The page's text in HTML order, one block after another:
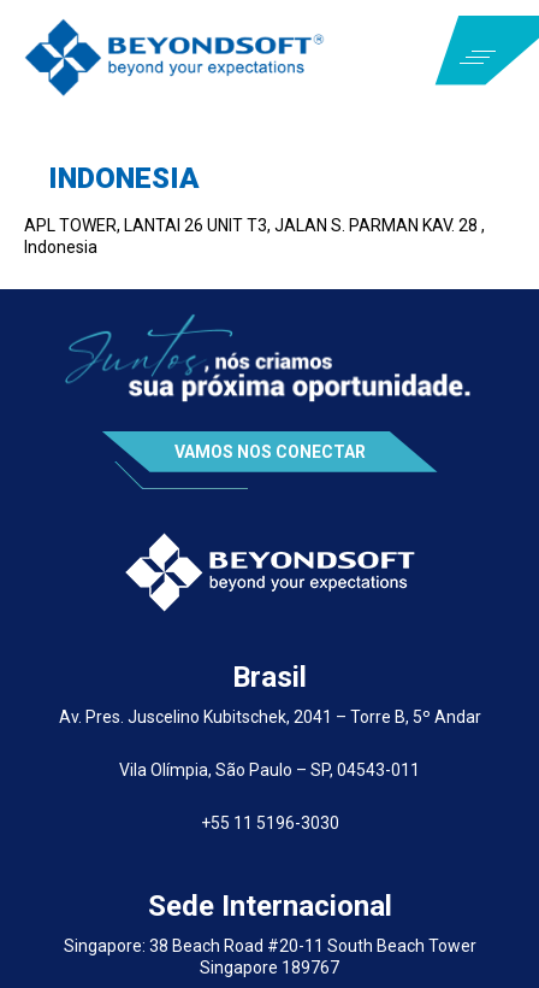
INDONESIA
APL TOWER, LANTAI 26 UNIT T3, JALAN S. PARMAN KAV. 28 ,
Indonesia
VAMOS NOS CONECTAR
Brasil
Av. Pres. Juscelino Kubitschek, 2041 – Torre B, 5º Andar
Vila Olímpia, São Paulo – SP, 04543-011
+55 11 5196-3030
Sede Internacional
Singapore: 38 Beach Road #20-11 South Beach Tower
Singapore 189767